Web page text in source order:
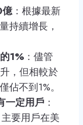
：根據最新
持續增長，
1% ：儘管
，但相較於
不到1%。
一定用戶 ：
要用戶在美